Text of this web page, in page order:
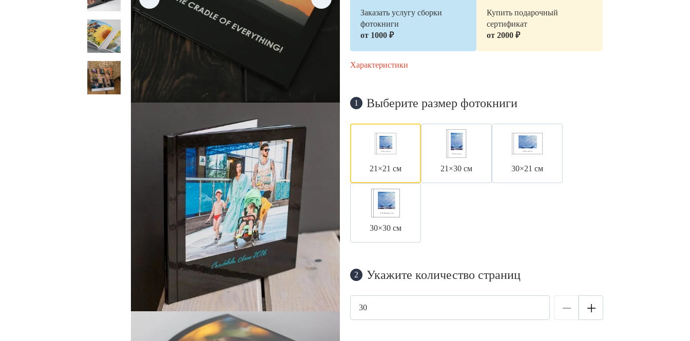
Заказать услугу сборки
фотокниги
от 1000 ₽
Купить подарочный
сертификат
от 2000 ₽
Характеристики
1 Выберите размер фотокниги
21×21 см 21×30 см 30×21 см
30×30 см
2 Укажите количество страниц